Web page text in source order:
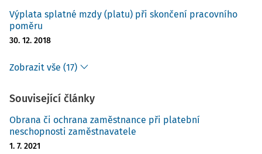
Výplata splatné mzdy (platu) při skončení pracovního
poměru
30. 12. 2018
Zobrazit vše (17)
Související články
Obrana či ochrana zaměstnance při platební
neschopnosti zaměstnavatele
1. 7. 2021